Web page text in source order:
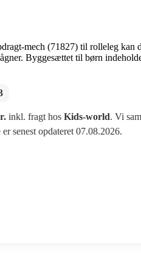
mech (71827) til rolleleg kan
Byggesættet til børn
inkl. fragt hos Kids-world. Vi
senest opdateret 07.08.2026.